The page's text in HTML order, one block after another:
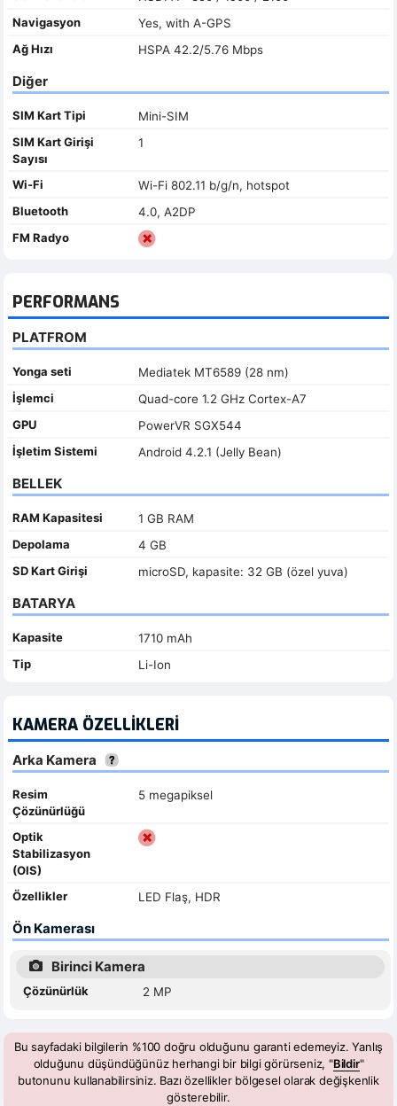
Navigasyon
Yes, with A-GPS
Ağ Hızı
HSPA 42.2/5.76 Mbps
Diğer
SIM Kart Tipi
Mini-SIM
SIM Kart Girişi
Sayısı
1
Wi-Fi
Wi-Fi 802.11 b/g/n, hotspot
Bluetooth
4.0, A2DP
FM Radyo
PERFORMANS
PLATFROM
Yonga seti
Mediatek MT6589 (28 nm)
İşlemci
Quad-core 1.2 GHz Cortex-A7
GPU
PowerVR SGX544
İşletim Sistemi
Android 4.2.1 (Jelly Bean)
BELLEK
RAM Kapasitesi
1 GB RAM
Depolama
4 GB
SD Kart Girişi
microSD, kapasite: 32 GB (özel yuva)
BATARYA
Kapasite
1710 mAh
Tip
Li-Ion
KAMERA ÖZELLIKLERI
Arka Kamera
Resim
Çözünürlüğü
5 megapiksel
Optik
Stabilizasyon
(OIS)
Özellikler
LED Flaş, HDR
Ön Kamerası
Birinci Kamera
Çözünürlük 2 MP
Bu sayfadaki bilgilerin %100 doğru olduğunu garanti edemeyiz. Yanlış
olduğunu düşündüğünüz herhangi bir bilgi görürseniz, "Bildir"
butonunu kullanabilirsiniz. Bazı özellikler bölgesel olarak değişkenlik
gösterebilir.